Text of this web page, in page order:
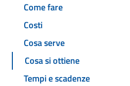
Come fare
Costi
Cosa serve
Cosa si ottiene
Tempi e scadenze